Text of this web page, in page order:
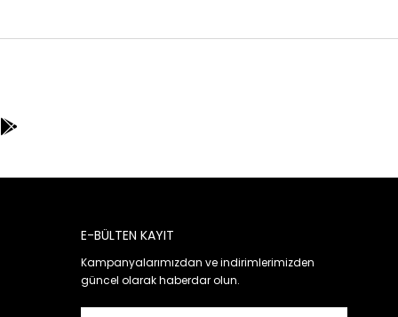
E-BÜLTEN KAYIT
Kampanyalarımızdan ve indirimlerimizden
güncel olarak haberdar olun.